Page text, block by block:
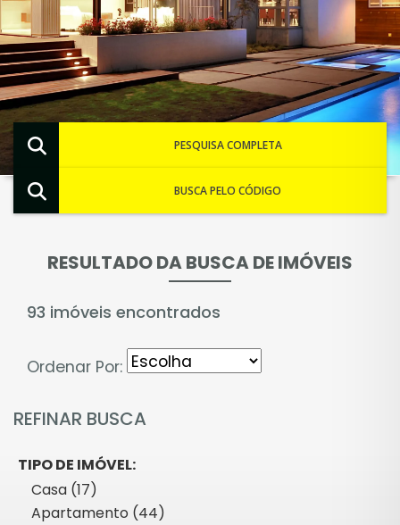
PESQUISA COMPLETA
BUSCA PELO CÓDIGO
RESULTADO DA BUSCA DE IMÓVEIS
93 imóveis encontrados
Ordenar Por:
REFINAR BUSCA
TIPO DE IMÓVEL:
Casa (17)
Apartamento (44)